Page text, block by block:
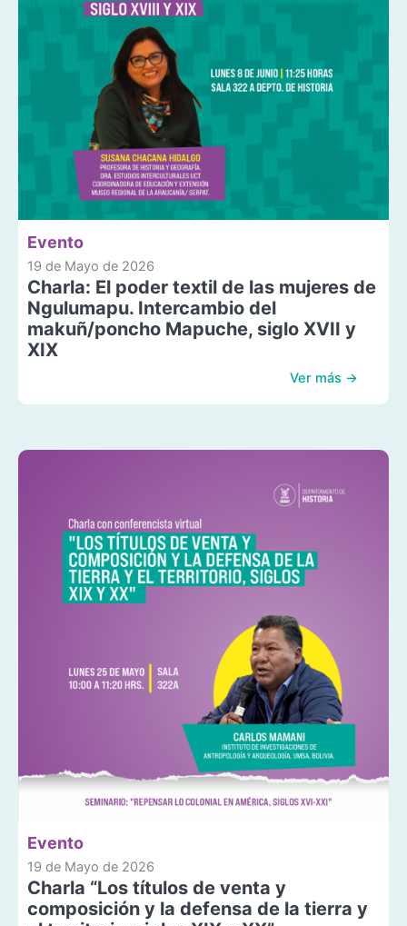
Evento
19 de Mayo de 2026
Charla: El poder textil de las mujeres de
Ngulumapu. Intercambio del
makuñ/poncho Mapuche, siglo XVII y
XIX
Ver más →
Evento
19 de Mayo de 2026
Charla “Los títulos de venta y
composición y la defensa de la tierra y